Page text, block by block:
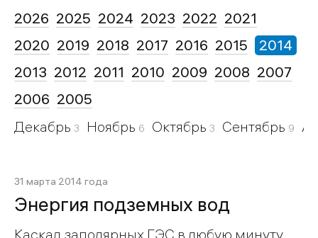
2026 2025 2024 2023 2022 2021
2020 2019 2018 2017 2016 2015 2014
Декабрь 3 Ноябрь 6 Октябрь 3 Сентябрь 9
2013 2012 2011 2010 2009 2008 2007
2006 2005
31 марта 2014 года
Энергия подземных вод
Каскад заполярных ГЭС в любую минуту